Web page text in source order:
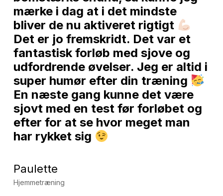
mærke i dag at i det mindste
bliver de nu aktiveret rigtigt
Det er jo fremskridt. Det var et
fantastisk forløb med sjove og
udfordrende øvelser. Jeg er altid i
super humør efter din træning
En næste gang kunne det være
sjovt med en test før forløbet og
efter for at se hvor meget man
har rykket sig
Paulette
Hjemmetræning